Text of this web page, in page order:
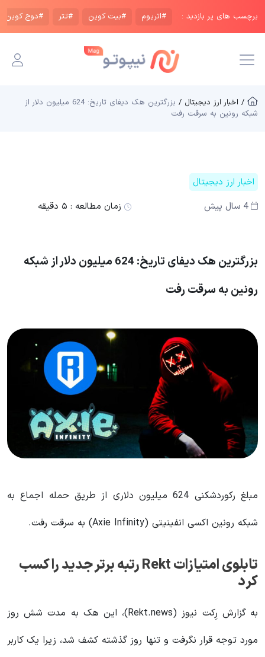
برچسب های پر بازدید : #اتریوم #بیت کوین #تتر #دوج کوین
/ اخبار ارز دیجیتال /
بزرگترین هک دیفای تاریخ: 624 میلیون دلار از
شبکه رونین به سرقت رفت
اخبار ارز دیجیتال
4 سال پیش
زمان مطالعه : ۵ دقیقه
بزرگترین هک دیفای تاریخ: 624 میلیون دلار از شبکه
رونین به سرقت رفت
مبلغ رکوردشکنی 624 میلیون دلاری از طریق حمله اجماع به
شبکه رونین اکسی انفینیتی (Axie Infinity) به سرقت رفت.
تابلوی امتیازات Rekt رتبه برتر جدید را کسب
کرد
به گزارش رِکت نیوز (Rekt.news)، این هک به مدت شش روز
مورد توجه قرار نگرفت و تنها روز گذشته کشف شد، زیرا یک کاربر